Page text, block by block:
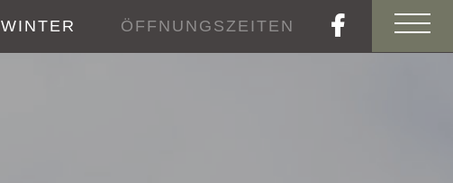
ÖFFNUNGSZEITEN
WINTER